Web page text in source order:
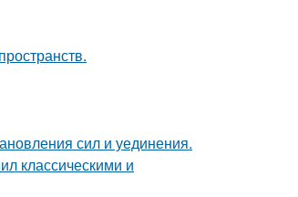
сил и уединения.
классическими и